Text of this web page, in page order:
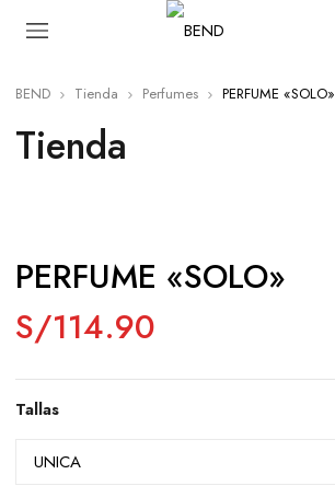
BEND Tienda Perfumes PERFUME «SOLO»
Tienda
PERFUME «SOLO»
S/114.90
Tallas